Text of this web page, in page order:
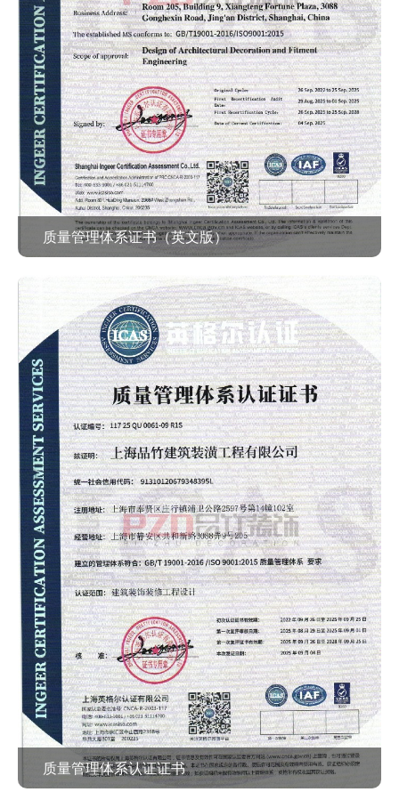
质量管理体系证书（英文版）
质量管理体系认证证书